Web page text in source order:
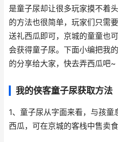
是童子尿却让很多玩家摸不着
的方法也很简单，玩家们只需
送礼西瓜即可，京城的童童也
会获得童子尿。下面小编把我
的分享给大家，快去弄西瓜吧~
我的侠客童子尿获取方法
1、童子尿从字面来看，与孩
西瓜，可在京城的客栈中售卖